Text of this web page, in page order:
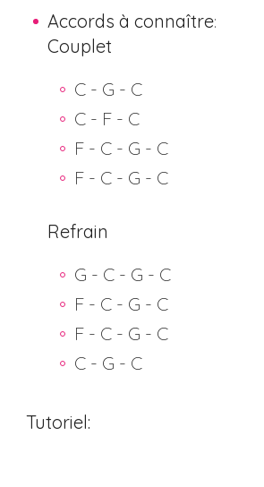
Accords à connaître:
Couplet
C - G - C
C - F - C
F - C - G - C
F - C - G - C
Refrain
G - C - G - C
F - C - G - C
F - C - G - C
C - G - C
Tutoriel: